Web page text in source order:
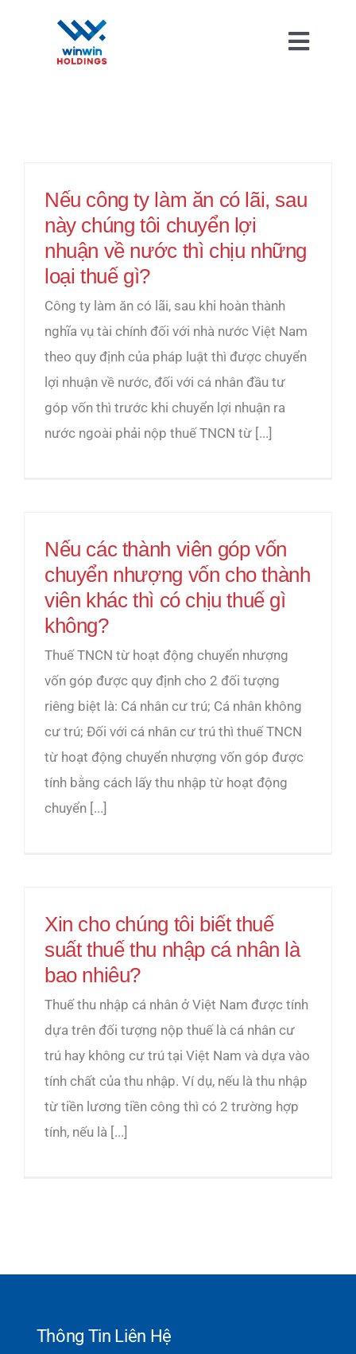
Nếu công ty làm ăn có lãi, sau
này chúng tôi chuyển lợi
nhuận về nước thì chịu những
loại thuế gì?
Công ty làm ăn có lãi, sau khi hoàn thành
nghĩa vụ tài chính đối với nhà nước Việt Nam
theo quy định của pháp luật thì được chuyển
lợi nhuận về nước, đối với cá nhân đầu tư
góp vốn thì trước khi chuyển lợi nhuận ra
nước ngoài phải nộp thuế TNCN từ [...]
Nếu các thành viên góp vốn
chuyển nhượng vốn cho thành
viên khác thì có chịu thuế gì
không?
Thuế TNCN từ hoạt động chuyển nhượng
vốn góp được quy định cho 2 đối tượng
riêng biệt là: Cá nhân cư trú; Cá nhân không
cư trú; Đối với cá nhân cư trú thì thuế TNCN
từ hoạt động chuyển nhượng vốn góp được
tính bằng cách lấy thu nhập từ hoạt động
chuyển [...]
Xin cho chúng tôi biết thuế
suất thuế thu nhập cá nhân là
bao nhiêu?
Thuế thu nhập cá nhân ở Việt Nam được tính
dựa trên đối tượng nộp thuế là cá nhân cư
trú hay không cư trú tại Việt Nam và dựa vào
tính chất của thu nhập. Ví dụ, nếu là thu nhập
từ tiền lương tiền công thì có 2 trường hợp
tính, nếu là [...]
Thông Tin Liên Hệ